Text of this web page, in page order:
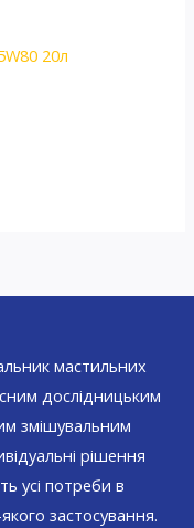
20л
мастильних
дослідницьким
змішувальним
рішення
усі потреби в
застосування.